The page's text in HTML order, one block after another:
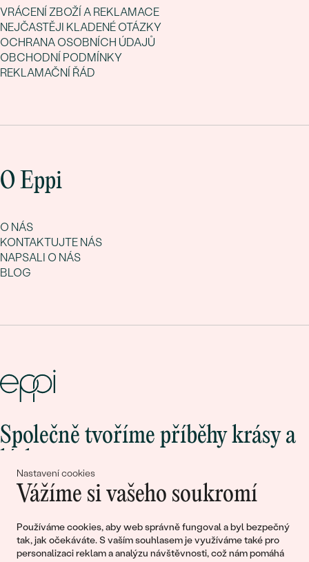
Nastavení cookies
Vážíme si vašeho soukromí
Používáme cookies, aby web správně fungoval a byl bezpečný
tak, jak očekáváte. S vaším souhlasem je využíváme také pro
personalizaci reklam a analýzu návštěvnosti, což nám pomáhá
VRÁCENÍ ZBOŽÍ A REKLAMACE
NEJČASTĚJI KLADENÉ OTÁZKY
OCHRANA OSOBNÍCH ÚDAJŮ
OBCHODNÍ PODMÍNKY
REKLAMAČNÍ ŘÁD
O Eppi
O NÁS
KONTAKTUJTE NÁS
NAPSALI O NÁS
BLOG
Společně tvoříme příběhy krásy a
Připojte se k nám!